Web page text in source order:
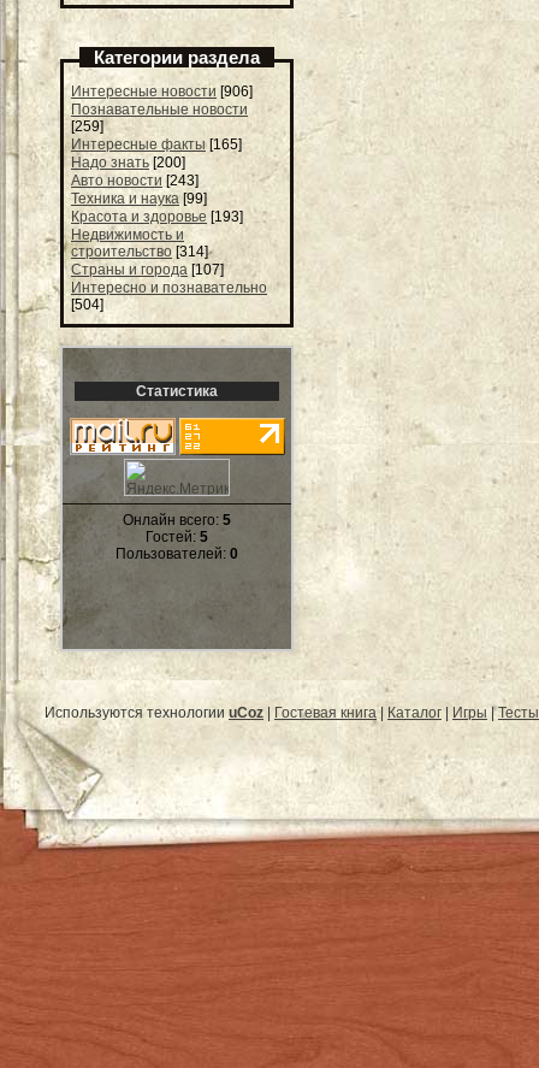
Категории раздела
Интересные новости [906]
Познавательные новости
[259]
Интересные факты [165]
Надо знать [200]
Авто новости [243]
Техника и наука [99]
Красота и здоровье [193]
Недвижимость и
строительство [314]
Страны и города [107]
Интересно и познавательно
[504]
Статистика
Онлайн всего: 5
Гостей: 5
Пользователей: 0
Используются технологии uCoz Гостевая книга| Каталог Игры |Тесты